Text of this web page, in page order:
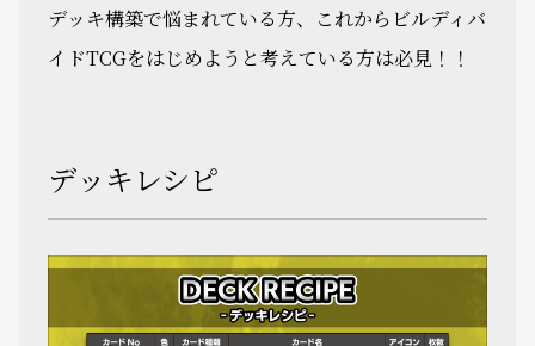
デッキ構築で悩まれている方、これからビルディバ
イドTCGをはじめようと考えている方は必見！！
デッキレシピ